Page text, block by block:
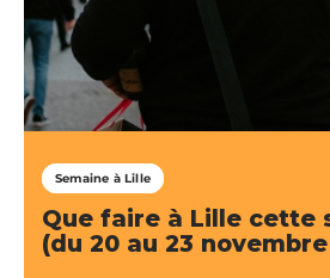
Semaine à Lille
Que faire à Lille cette
(du 20 au 23